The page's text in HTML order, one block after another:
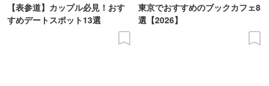
【表参道】カップル必見！おす
すめデートスポット13選
東京でおすすめのブックカフェ8
選【2026】